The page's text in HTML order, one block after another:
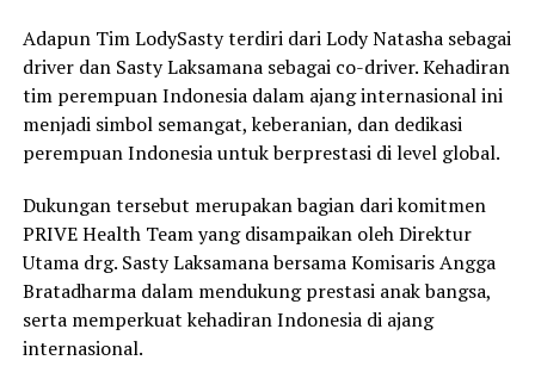
Adapun Tim LodySasty terdiri dari Lody Natasha sebagai
driver dan Sasty Laksamana sebagai co-driver. Kehadiran
tim perempuan Indonesia dalam ajang internasional ini
menjadi simbol semangat, keberanian, dan dedikasi
perempuan Indonesia untuk berprestasi di level global.
Dukungan tersebut merupakan bagian dari komitmen
PRIVE Health Team yang disampaikan oleh Direktur
Utama drg. Sasty Laksamana bersama Komisaris Angga
Bratadharma dalam mendukung prestasi anak bangsa,
serta memperkuat kehadiran Indonesia di ajang
internasional.